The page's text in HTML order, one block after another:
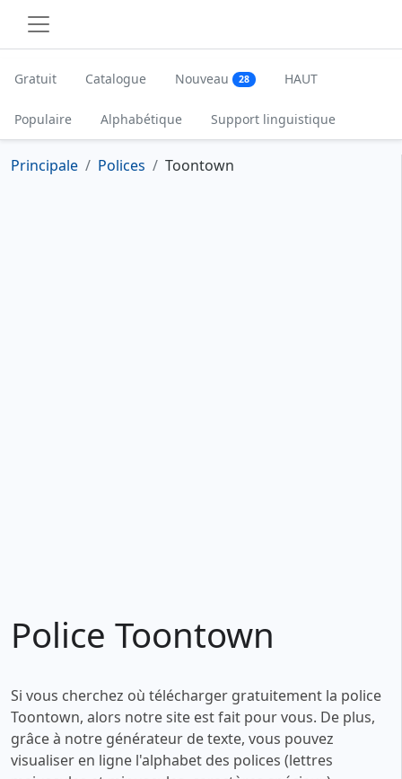
Gratuit Catalogue Nouveau 28 HAUT
Populaire Alphabétique Support linguistique
Principale Polices Toontown
Police Toontown
Si vous cherchez où télécharger gratuitement la police
Toontown, alors notre site est fait pour vous. De plus,
grâce à notre générateur de texte, vous pouvez
visualiser en ligne l'alphabet des polices (lettres